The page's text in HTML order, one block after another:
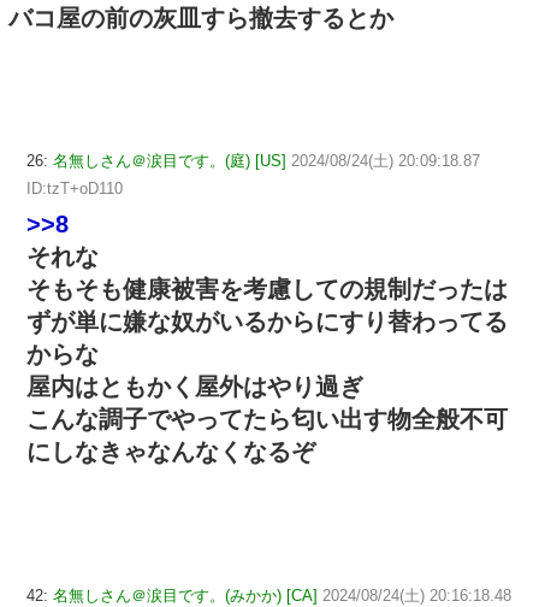
バコ屋の前の灰皿すら撤去するとか
26: 名無しさん＠涙目です。(庭) [US] 2024/08/24(土) 20:09:18.87
ID:tzT+oD110
>>8
それな
そもそも健康被害を考慮しての規制だったは
ずが単に嫌な奴がいるからにすり替わってる
からな
屋内はともかく屋外はやり過ぎ
こんな調子でやってたら匂い出す物全般不可
にしなきゃなんなくなるぞ
42: 名無しさん＠涙目です。(みかか) [CA] 2024/08/24(土) 20:16:18.48